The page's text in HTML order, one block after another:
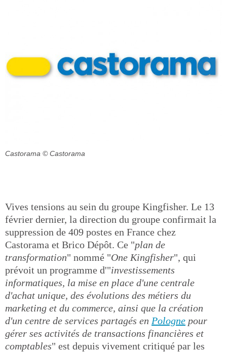
Castorama © Castorama
Vives tensions au sein du groupe Kingfisher. Le 13
février dernier, la direction du groupe confirmait la
suppression de 409 postes en France chez
Castorama et Brico Dépôt. Ce "plan de
transformation" nommé "One Kingfisher", qui
prévoit un programme d'"investissements
informatiques, la mise en place d'une centrale
d'achat unique, des évolutions des métiers du
marketing et du commerce, ainsi que la création
d'un centre de services partagés en Pologne pour
gérer ses activités de transactions financières et
comptables" est depuis vivement critiqué par les